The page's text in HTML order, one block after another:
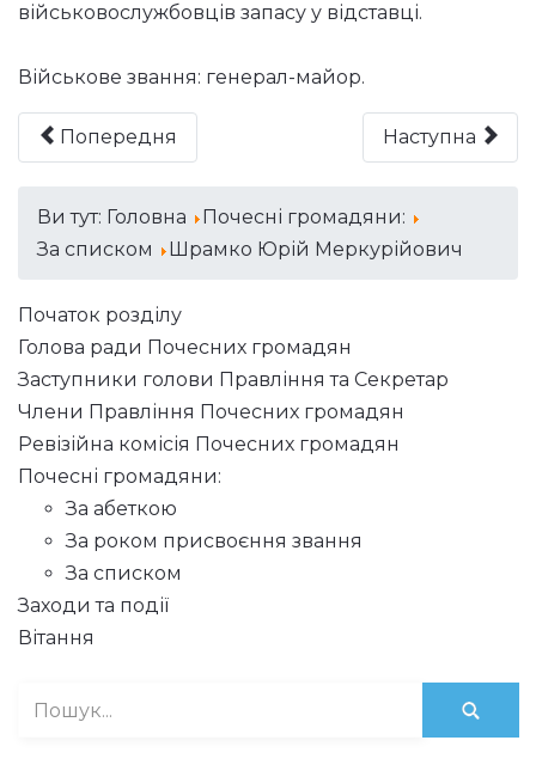
військовослужбовців запасу у відставці.
Військове звання: генерал-майор.
Попередня Наступна
Ви тут: Головна
Почесні громадяни:
За списком
Шрамко Юрій Меркурійович
Початок розділу
Голова ради Почесних громадян
Заступники голови Правління та Секретар
Члени Правління Почесних громадян
Ревізійна комісія Почесних громадян
Почесні громадяни:
За абеткою
За роком присвоєння звання
За списком
Заходи та події
Вітання